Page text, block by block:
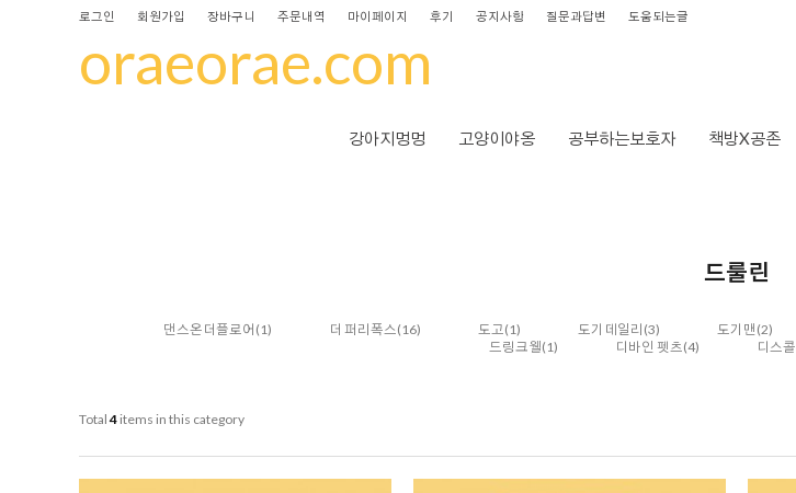
로그인 회원가입 장바구니 주문내역 마이페이지 후기 공지사항 질문과답변 도움되는글
oraeorae.com
강아지멍멍 고양이야옹 공부하는보호자 책방X공존
드룰린
댄스온더플로어 (1) 더 퍼리폭스(16) 도고(1) 도기데일리 (3) 도기맨 (2)
드링크웰(1) 디바인 펫츠(4) 디스콜
Total4 items in this category